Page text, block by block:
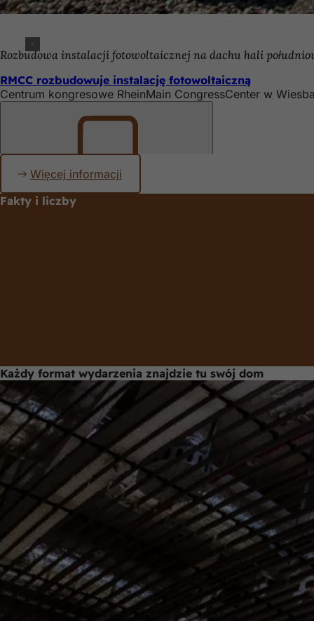
Rozbudowa instalacji fotowoltaicznej na dachu hali
RMCC rozbudowuje instalację fotowoltaiczną
Centrum kongresowe RheinMain CongressCenter w
Więcej informacji
Fakty i liczby
Każdy format wydarzenia znajdzie tu swój dom